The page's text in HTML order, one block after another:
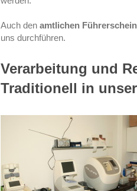
Auch denamtlichen
uns durchführen.
Verarbeitung und
Traditionell in